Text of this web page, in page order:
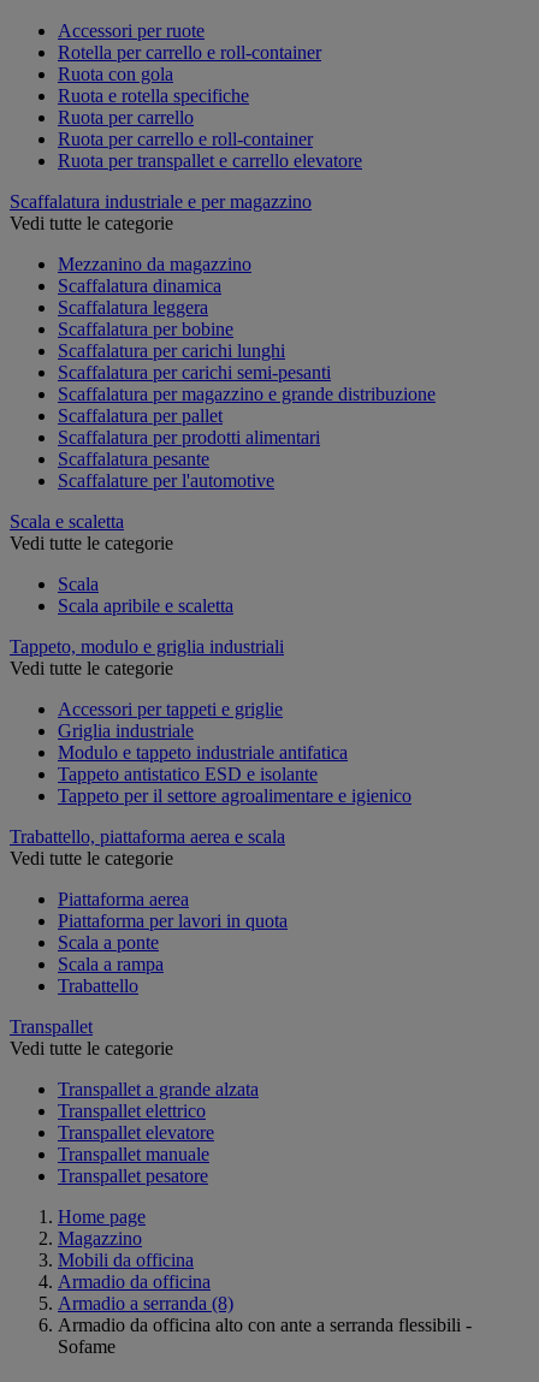
Accessori per ruote
Rotella per carrello e roll-container
Ruota con gola
Ruota e rotella specifiche
Ruota per carrello
Ruota per carrello e roll-container
Ruota per transpallet e carrello elevatore
Scaffalatura industriale e per magazzino
Vedi tutte le categorie
Mezzanino da magazzino
Scaffalatura dinamica
Scaffalatura leggera
Scaffalatura per bobine
Scaffalatura per carichi lunghi
Scaffalatura per carichi semi-pesanti
Scaffalatura per magazzino e grande distribuzione
Scaffalatura per pallet
Scaffalatura per prodotti alimentari
Scaffalatura pesante
Scaffalature per l'automotive
Scala e scaletta
Vedi tutte le categorie
Scala
Scala apribile e scaletta
Tappeto, modulo e griglia industriali
Vedi tutte le categorie
Accessori per tappeti e griglie
Griglia industriale
Modulo e tappeto industriale antifatica
Tappeto antistatico ESD e isolante
Tappeto per il settore agroalimentare e igienico
Trabattello, piattaforma aerea e scala
Vedi tutte le categorie
Piattaforma aerea
Piattaforma per lavori in quota
Scala a ponte
Scala a rampa
Trabattello
Transpallet
Vedi tutte le categorie
Transpallet a grande alzata
Transpallet elettrico
Transpallet elevatore
Transpallet manuale
Transpallet pesatore
Home page
Magazzino
Mobili da officina
Armadio da officina
Armadio a serranda (8)
Armadio da officina alto con ante a serranda flessibili -
Sofame